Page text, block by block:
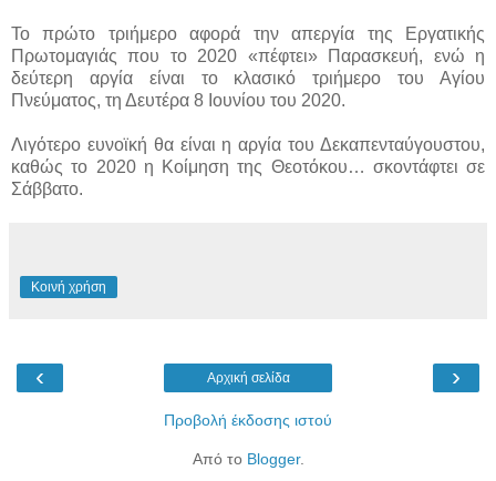
Το πρώτο τριήμερο αφορά την απεργία της Εργατικής
Πρωτομαγιάς που το 2020 «πέφτει» Παρασκευή, ενώ η
δεύτερη αργία είναι το κλασικό τριήμερο του Αγίου
Πνεύματος, τη Δευτέρα 8 Ιουνίου του 2020.
Λιγότερο ευνοϊκή θα είναι η αργία του Δεκαπενταύγουστου,
καθώς το 2020 η Κοίμηση της Θεοτόκου… σκοντάφτει σε
Σάββατο.
Κοινή χρήση
‹ ›
Αρχική σελίδα
Προβολή έκδοσης ιστού
Από το Blogger.